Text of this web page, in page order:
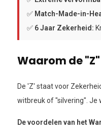
✅ Match-Made-in-
✅ 6 Jaar Zekerheid:
Waarom de
De 'Z' staat voor
witbreuk of "silvering". Je
De voordelen van het